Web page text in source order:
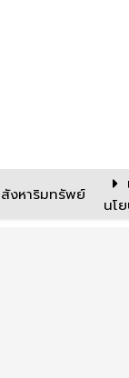
งหาริมทรัพย์
นโ